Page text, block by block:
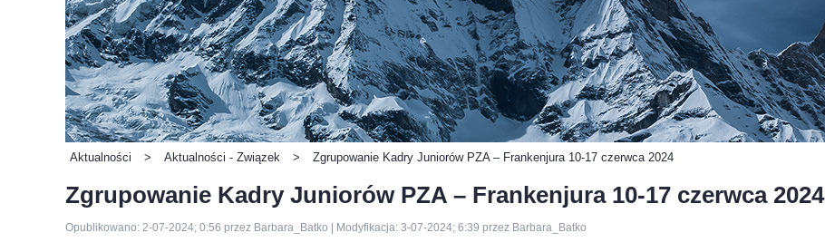
Aktualności > Aktualności - Związek > Zgrupowanie Kadry Juniorów PZA – Frankenjura 10-17 czerwca 2024
Zgrupowanie Kadry Juniorów PZA – Frankenjura 10-17 czerwca 2024
Opublikowano: 2-07-2024; 0:56 przez Barbara_Batko | Modyfikacja: 3-07-2024; 6:39 przez Barbara_Batko